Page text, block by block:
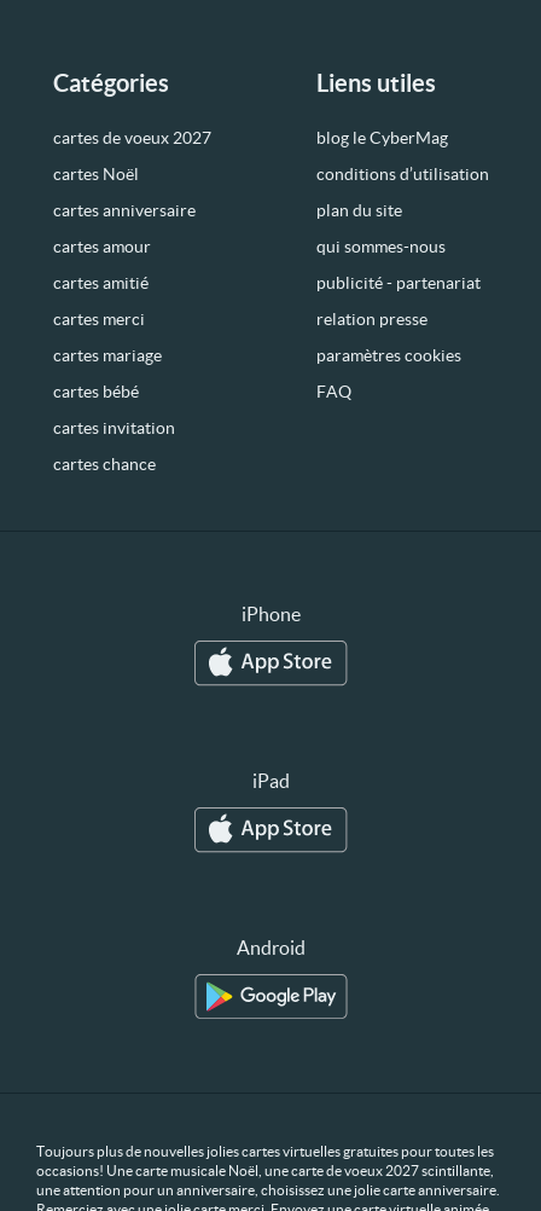
Catégories
cartes de voeux 2027
cartes Noël
cartes anniversaire
cartes amour
cartes amitié
cartes merci
cartes mariage
cartes bébé
cartes invitation
cartes chance
Liens utiles
blog le CyberMag
conditions d’utilisation
plan du site
qui sommes-nous
publicité - partenariat
relation presse
paramètres cookies
FAQ
iPhone
iPad
Android
Toujours plus de nouvelles jolies cartes virtuelles gratuites pour toutes les
occasions! Une carte musicale Noël, une carte de voeux 2027 scintillante,
une attention pour un anniversaire, choisissez une jolie carte anniversaire.